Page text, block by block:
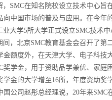
在知名院校设立技术中心旨在
向中国市场的普及与应用。在今年
业大学5所大学正式设立SMC技术
北京SMC教育基金会召开了第二
金额度外，在天津大学、电子科
奖学金，用于资助品学兼优、家庭
学金的大学增至16所，年度资助奖
司赵彤总经理说，20年来SMC